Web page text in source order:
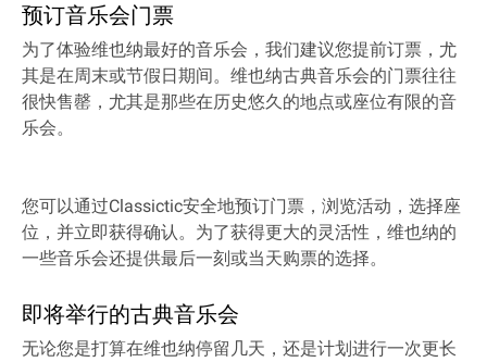
预订音乐会门票
为了体验维也纳最好的音乐会，我们建议您提前订票，尤
其是在周末或节假日期间。维也纳古典音乐会的门票往往
很快售罄，尤其是那些在历史悠久的地点或座位有限的音
乐会。
您可以通过Classictic安全地预订门票，浏览活动，选择座
位，并立即获得确认。为了获得更大的灵活性，维也纳的
一些音乐会还提供最后一刻或当天购票的选择。
即将举行的古典音乐会
无论您是打算在维也纳停留几天，还是计划进行一次更长